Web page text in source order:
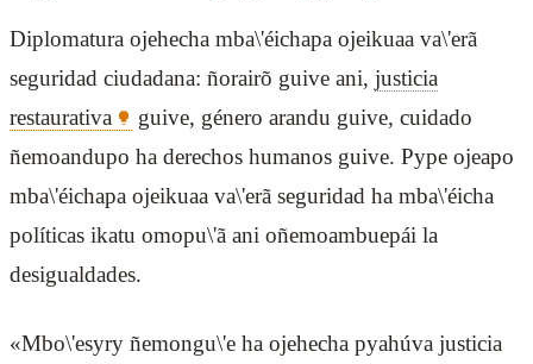
Diplomatura ojehecha mba\'éichapa ojeikuaa va\'erã
seguridad ciudadana: ñorairõ guive ani, justicia
restaurativa
guive, género arandu guive, cuidado
ñemoandupo ha derechos humanos guive. Pype ojeapo
mba\'éichapa ojeikuaa va\'erã seguridad ha mba\'éicha
políticas ikatu omopu\'ã ani oñemoambuepái la
desigualdades.
«Mbo\'esyry ñemongu\'e ha ojehecha pyahúva justicia